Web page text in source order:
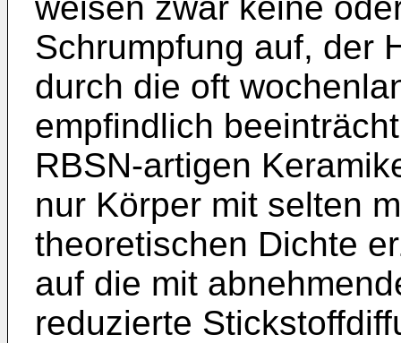
Schrumpfung auf, der
durch die oft
empfindlich
RBSN-artigen
nur Körper mit selten
theoretischen Dichte
auf die mit
reduzierte